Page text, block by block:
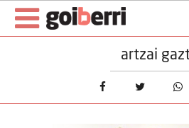
artzai